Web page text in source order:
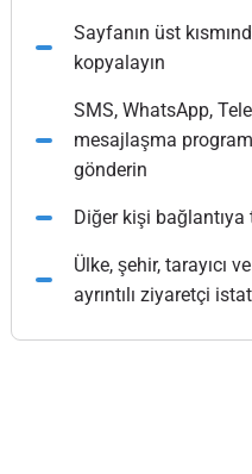
Sayfanın üst
kopyalayın
SMS, WhatsApp,
mesajlaşma
gönderin
Diğer kişi
Ülke, şehir, tarayıcı
ayrıntılı ziyaretçi